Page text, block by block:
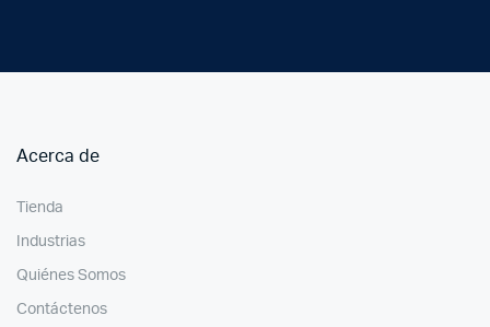
Acerca de
Tienda
Industrias
Quiénes Somos
Contáctenos